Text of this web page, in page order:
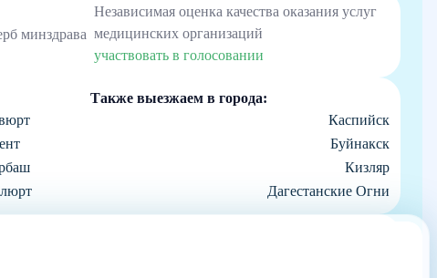
Независимая оценка качества оказания услуг
медицинских организаций
участвовать в голосовании
Также выезжаем в города:
Каспийск
Буйнакск
Кизляр
Дагестанские Огни
покинуть наш Сайт.